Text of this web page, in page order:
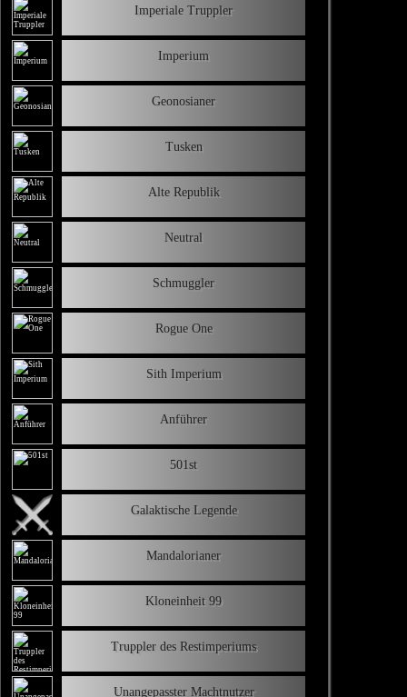
Imperiale Truppler
Imperium
Geonosianer
Tusken
Alte Republik
Neutral
Schmuggler
Rogue One
Sith Imperium
Anführer
501st
Galaktische Legende
Mandalorianer
Kloneinheit 99
Truppler des Restimperiums
Unangepasster Machtnutzer